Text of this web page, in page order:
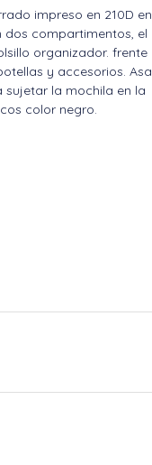
impreso en 210D en
dos compartimentos, el
organizador. frente
y accesorios. Asa
la mochila en la
color negro.